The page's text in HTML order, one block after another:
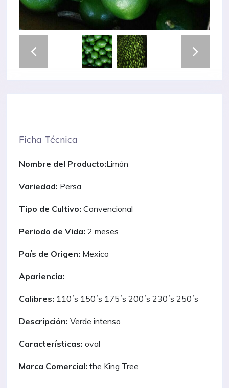
Ficha Técnica
Nombre del Producto:Limón
Variedad: Persa
Tipo de Cultivo: Convencional
Periodo de Vida: 2 meses
País de Origen: Mexico
Apariencia:
Calibres: 110´s 150´s 175´s 200´s 230´s 250´s
Descripción: Verde intenso
Características: oval
Marca Comercial: the King Tree